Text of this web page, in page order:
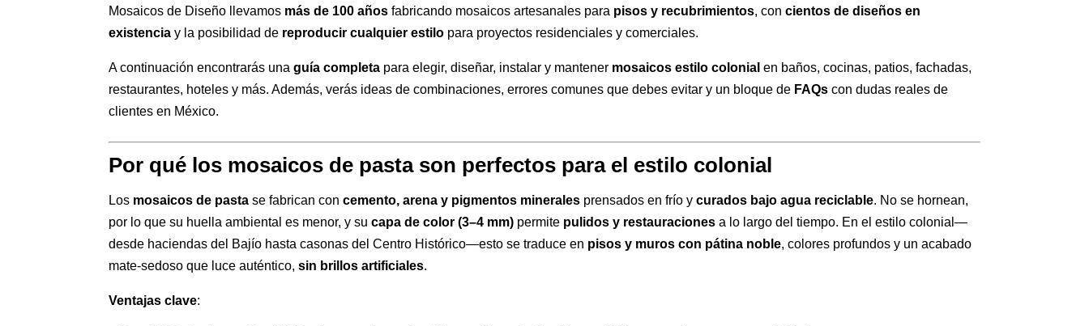
Mosaicos de Diseño llevamos más de 100 años fabricando mosaicos artesanales para pisos y recubrimientos, concientos de diseños en
existencia y la posibilidad de reproducir cualquier estilo para proyectos residenciales y comerciales.
A continuación encontrarás unaguía completa para elegir, diseñar, instalar y mantener mosaicos estilo colonial en baños, cocinas, patios, fachadas,
restaurantes, hoteles y más. Además, verás ideas de combinaciones, errores comunes que debes evitar y un bloque de FAQs con dudas reales de
clientes en México.
Por qué los mosaicos de pasta son perfectos para el estilo colonial
Los mosaicos de pasta se fabrican concemento, arena y pigmentos minerales prensados en frío ycurados bajo agua reciclable. No se hornean,
por lo que su huella ambiental es menor, y sucapa de color (3–4 mm) permite pulidos y restauraciones a lo largo del tiempo. En el estilo colonial—
desde haciendas del Bajío hasta casonas del Centro Histórico—esto se traduce en pisos y muros con pátina noble, colores profundos y un acabado
mate-sedoso que luce auténtico,sin brillos artificiales.
Ventajas clave: